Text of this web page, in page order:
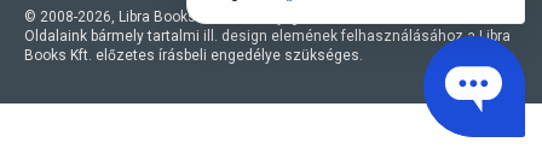
© 2008-2026, Libra Books Kft. Minden jog fenntartva.
Oldalaink bármely tartalmi ill. design elemének felhasználásához a Libra
Books Kft. előzetes írásbeli engedélye szükséges.